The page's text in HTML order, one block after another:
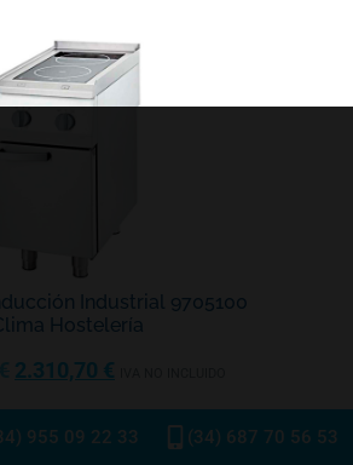
Industrial 9705100
Hostelería
2.310,70 €
955 09 22 33 (34) 687 70 56 53